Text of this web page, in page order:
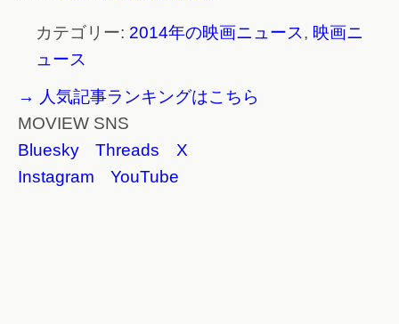
カテゴリー: 2014年の映画ニュース, 映画ニ
ュース
→ 人気記事ランキングはこちら
MOVIEW SNS
Bluesky
Threads
X
Instagram
YouTube